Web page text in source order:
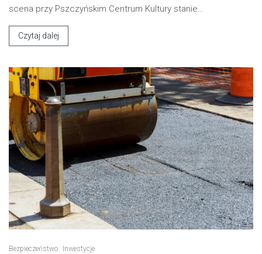
scena przy Pszczyńskim Centrum Kultury stanie…
Czytaj dalej
Bezpieczeństwo Inwestycje